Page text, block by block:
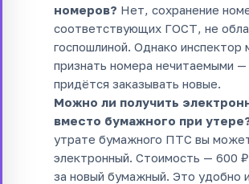
номеров? Нет, сохранение
соответствующих ГОСТ, не
госпошлиной. Однако инспектор
признать номера нечитаемыми —
придётся заказывать новые.
Можно ли получить
вместо бумажного при
утрате бумажного ПТС вы
электронный. Стоимость — 600
за новый бумажный. Это удобно